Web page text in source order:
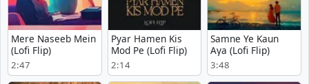
Mere Naseeb Mein
(Lofi Flip)
2:47
Pyar Hamen Kis
Mod Pe (Lofi Flip)
2:14
Samne Ye Kaun
Aya (Lofi Flip)
3:48